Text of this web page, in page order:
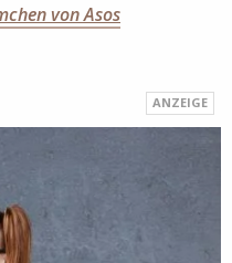
von Asos